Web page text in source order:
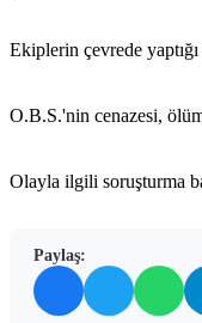
Ekiplerin çevrede
O.B.S.'nin cenazesi,
Olayla ilgili soruşturma
Paylaş: